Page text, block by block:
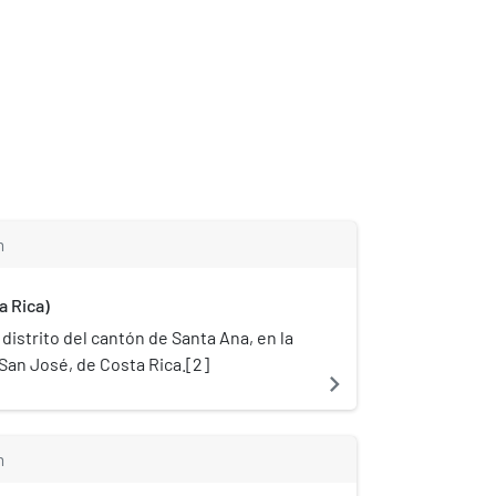
Rica)
del cantón de Santa Ana, en la
José, de Costa Rica.[2]​
navigate_next